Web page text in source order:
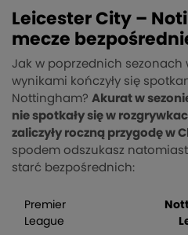
Leicester City –
mecze
Jak w poprzednich sezonach
wynikami kończyły się
Nottingham? Akurat w
nie spotkały się w
zaliczyły roczną przygodę w
spodem odszukasz
starć bezpośrednich:
Premier
League